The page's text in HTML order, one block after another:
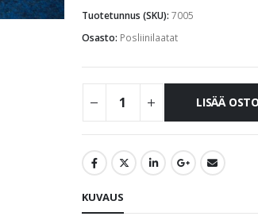
Tuotetunnus (SKU): 7005
Osasto: Posliinilaatat
LISÄÄ
KUVAUS